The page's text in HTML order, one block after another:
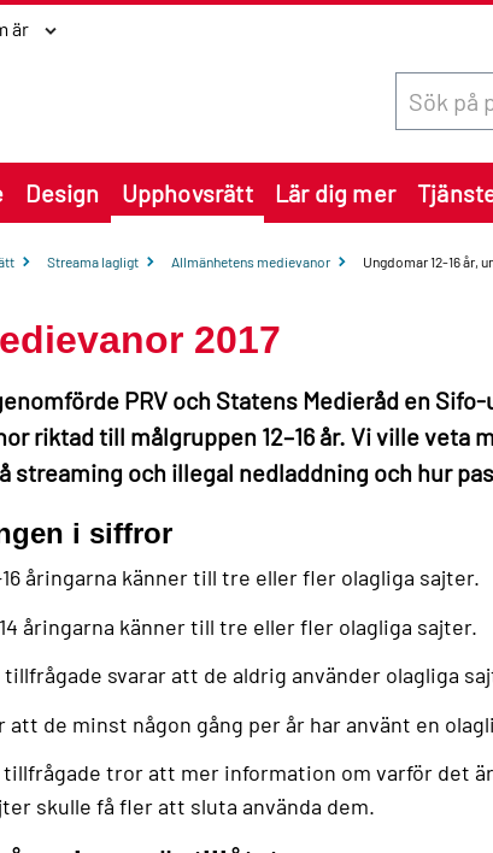
är
Design Upphovsrätt Lär dig mer
Streama lagligt Allmänhetens medievanor
Ungdomar 12-16 år,
2017
PRV och Statens Medieråd en
riktad till målgruppen 12–16 år. Vi ville veta
streaming och illegal nedladdning och hur
i siffror
åringarna känner till tre eller fler olagliga sajter.
åringarna känner till tre eller fler olagliga sajter.
tillfrågade svarar att de aldrig använder olagliga
att de minst någon gång per år har använt en
tillfrågade tror att mer information om varför det
skulle få fler att sluta använda dem.